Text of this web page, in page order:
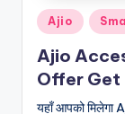
Posted
in
Ajio
Ajio
Offer Get
यहाँ आपको मिलेगा